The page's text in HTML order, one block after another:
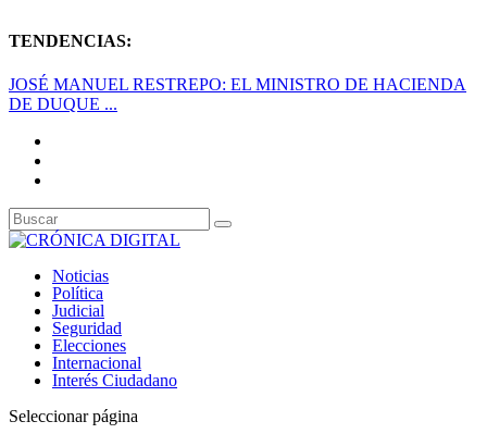
TENDENCIAS:
JOSÉ MANUEL RESTREPO: EL MINISTRO DE HACIENDA
DE DUQUE ...
Noticias
Política
Judicial
Seguridad
Elecciones
Internacional
Interés Ciudadano
Seleccionar página